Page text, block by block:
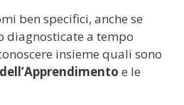
ben specifici, anche se
diagnosticate a tempo
insieme quali sono
e le